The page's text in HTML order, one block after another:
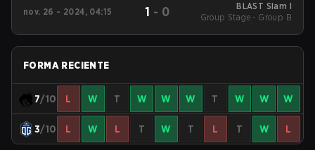
nov. 26 - 2024, 04:15 1 - 0
BLAST Slam I
Group Stage - Group B
FORMA RECIENTE
7/10 L W T W W W T W W W
3/10 L W L T W T L T W L